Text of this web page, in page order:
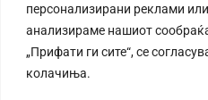
персонализирани реклами
анализираме нашиот
„Прифати ги сите“, се
колачиња.